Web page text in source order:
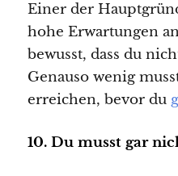
Einer der
hohe Erwartungen
bewusst, dass du
Genauso wenig
erreichen, bevor du
10. Du musst gar